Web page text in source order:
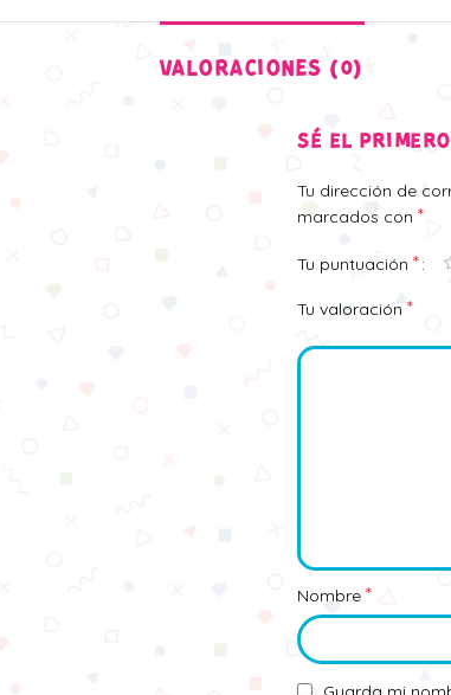
VALORACIONES (0)
SÉ EL
Tu dirección de
marcados con *
Tu puntuación *
Tu valoración *
Nombre *